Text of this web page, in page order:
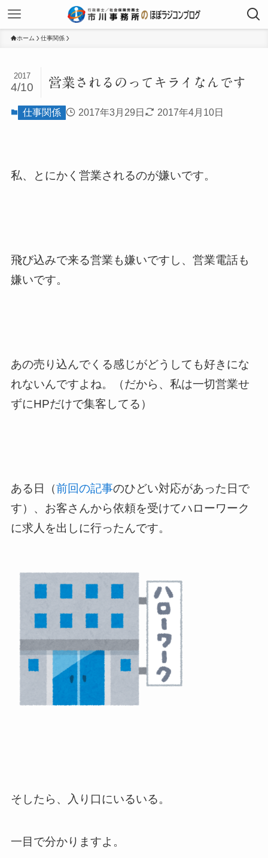
ホーム 仕事関係
営業されるのってキライなんです
2017
4/10
仕事関係 2017年3月29日 2017年4月10日
私、とにかく営業されるのが嫌いです。
飛び込みで来る営業も嫌いですし、営業電話も
嫌いです。
あの売り込んでくる感じがどうしても好きにな
れないんですよね。（だから、私は一切営業せ
ずにHPだけで集客してる）
ある日（前回の記事のひどい対応があった日で
す）、お客さんから依頼を受けてハローワーク
に求人を出しに行ったんです。
そしたら、入り口にいるいる。
一目で分かりますよ。